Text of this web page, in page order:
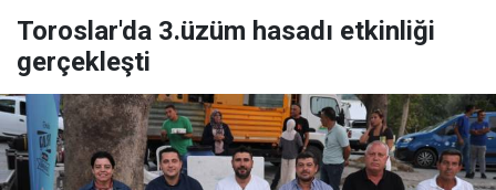
Toroslar'da 3.üzüm hasadı etkinliği
gerçekleşti